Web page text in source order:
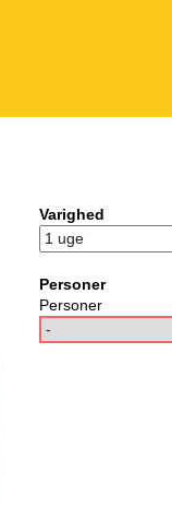
Varighed
Personer
Personer